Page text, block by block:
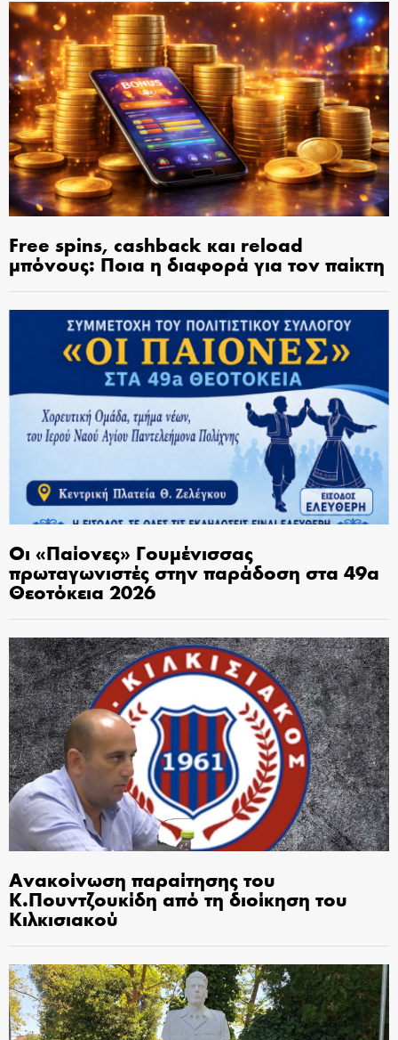
Free spins, cashback και reload
μπόνους: Ποια η διαφορά για τον παίκτη
Οι «Παίονες» Γουμένισσας
πρωταγωνιστές στην παράδοση στα 49α
Θεοτόκεια 2026
Ανακοίνωση παραίτησης του
Κ.Πουντζουκίδη από τη διοίκηση του
Κιλκισιακού